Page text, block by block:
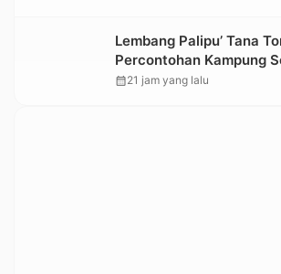
Lembang Palipu’ Tana
Percontohan Kampung
Kemensos
calendar_month21 jam yang lalu